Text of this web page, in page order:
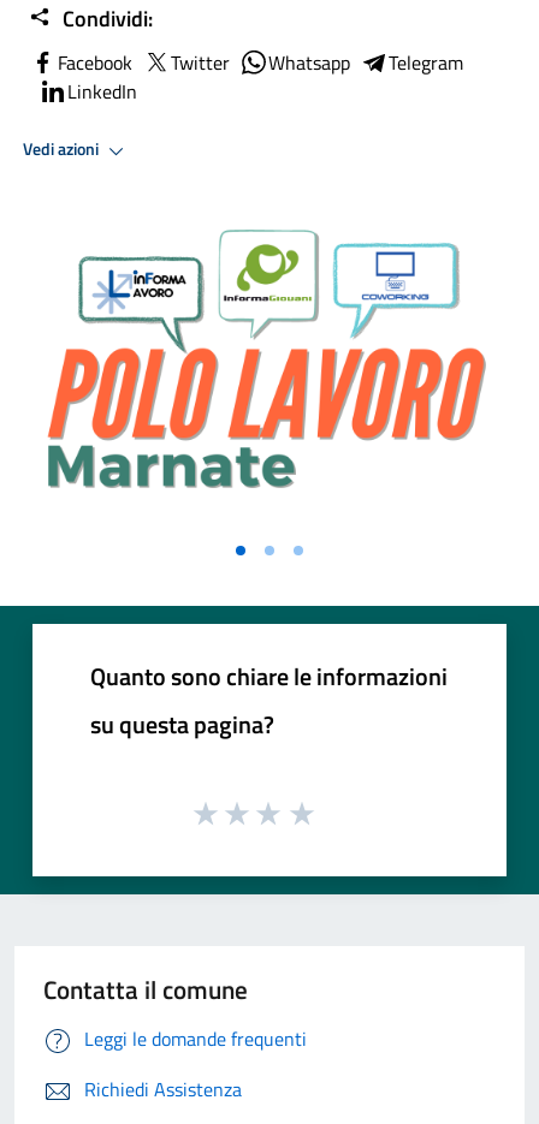
Condividi:
Facebook Twitter Whatsapp
Telegram
LinkedIn
Vedi azioni
Quanto sono chiare le informazioni
su questa pagina?
Contatta il comune
Leggi le domande frequenti
Richiedi Assistenza